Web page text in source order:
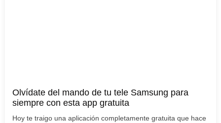
Olvídate del mando de tu tele Samsung para
siempre con esta app gratuita
Hoy te traigo una aplicación completamente gratuita que hace